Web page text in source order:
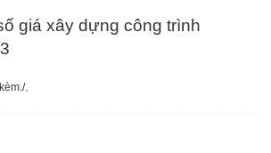
giá xây dựng công trình
.